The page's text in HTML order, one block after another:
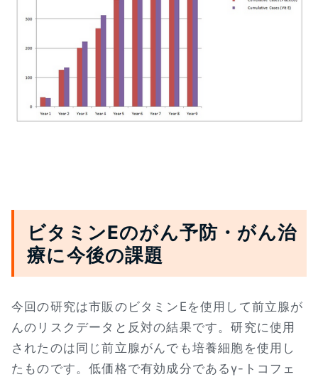
ビタミンEのがん予防・がん治
療に今後の課題
今回の研究は市販のビタミンEを使用して前立腺が
んのリスクデータと反対の結果です。研究に使用
されたのは同じ前立腺がんでも培養細胞を使用し
たものです。低価格で有効成分であるγ-トコフェ